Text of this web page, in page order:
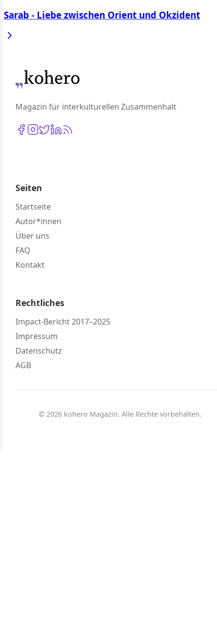
Sarab - Liebe zwischen Orient und Okzident
Magazin für interkulturellen Zusammenhalt
Seiten
Startseite
Autor*innen
Über uns
FAQ
Kontakt
Rechtliches
Impact-Bericht 2017–2025
Impressum
Datenschutz
AGB
© 2026 kohero Magazin. Alle Rechte vorbehalten.